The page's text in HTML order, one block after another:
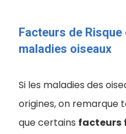
Facteurs de
maladies oiseaux
Si les maladies des
origines, on remarque
que certains facteurs